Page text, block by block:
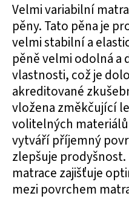
Velmi variabilní
pěny. Tato pěna je
velmi stabilní a
pěně velmi odolná
vlastnosti, což je
akreditované
vložena změkčující
volitelných
vytváří příjemný
zlepšuje
matrace zajišťuje
mezi povrchem